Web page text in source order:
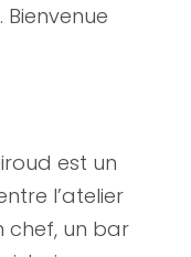
Bienvenue
est un
l’atelier
chef, un bar